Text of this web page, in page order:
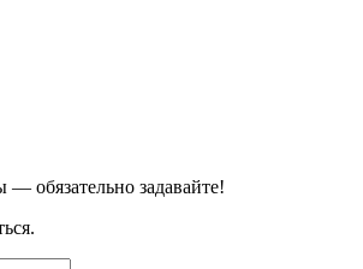
обязательно задавайте!